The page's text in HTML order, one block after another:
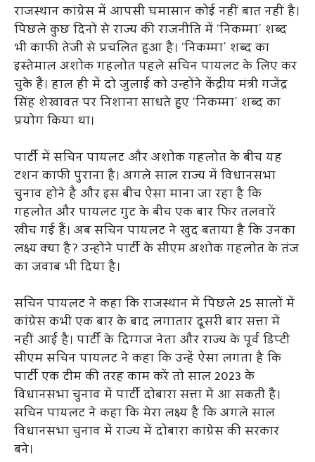
राजस्थान कांग्रेस में आपसी घमासान कोई नहीं बात नहीं है।
पिछले कुछ दिनों से राज्य की राजनीति में ‘निकम्मा’ शब्द
भी काफी तेजी से प्रचलित हुआ है। ‘निकम्मा’ शब्द का
इस्तेमाल अशोक गहलोत पहले सचिन पायलट के लिए कर
चुके हैं। हाल ही में दो जुलाई को उन्होंने केंद्रीय मंत्री गजेंद्र
सिंह शेखावत पर निशाना साधते हुए ‘निकम्मा’ शब्द का
प्रयोग किया था।
पार्टी में सचिन पायलट और अशोक गहलोत के बीच यह
टशन काफी पुराना है। अगले साल राज्य में विधानसभा
चुनाव होने हैं और इस बीच ऐसा माना जा रहा है कि
गहलोत और पायलट गुट के बीच एक बार फिर तलवारें
खीच गई हैं। अब सचिन पायलट ने खुद बताया है कि उनका
लक्ष्य क्या है? उन्होंने पार्टी के सीएम अशोक गहलोत के तंज
का जवाब भी दिया है।
सचिन पायलट ने कहा कि राजस्थान में पिछले 25 सालों में
कांग्रेस कभी एक बार के बाद लगातार दूसरी बार सत्ता में
नहीं आई है। पार्टी के दिग्गज नेता और राज्य के पूर्व डिप्टी
सीएम सचिन पायलट ने कहा कि उन्हें ऐसा लगता है कि
पार्टी एक टीम की तरह काम करें तो साल 2023 के
विधानसभा चुनाव में पार्टी दोबारा सत्ता में आ सकती है।
सचिन पायलट ने कहा कि मेरा लक्ष्य है कि अगले साल
विधानसभा चुनाव में राज्य में दोबारा कांग्रेस की सरकार
बने।